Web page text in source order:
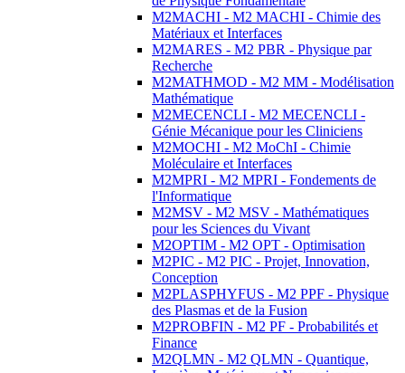
M2MACHI - M2 MACHI - Chimie des
Matériaux et Interfaces
M2MARES - M2 PBR - Physique par
Recherche
M2MATHMOD - M2 MM - Modélisation
Mathématique
M2MECENCLI - M2 MECENCLI -
Génie Mécanique pour les Cliniciens
M2MOCHI - M2 MoChI - Chimie
Moléculaire et Interfaces
M2MPRI - M2 MPRI - Fondements de
l'Informatique
M2MSV - M2 MSV - Mathématiques
pour les Sciences du Vivant
M2OPTIM - M2 OPT - Optimisation
M2PIC - M2 PIC - Projet, Innovation,
Conception
M2PLASPHYFUS - M2 PPF - Physique
des Plasmas et de la Fusion
M2PROBFIN - M2 PF - Probabilités et
Finance
M2QLMN - M2 QLMN - Quantique,